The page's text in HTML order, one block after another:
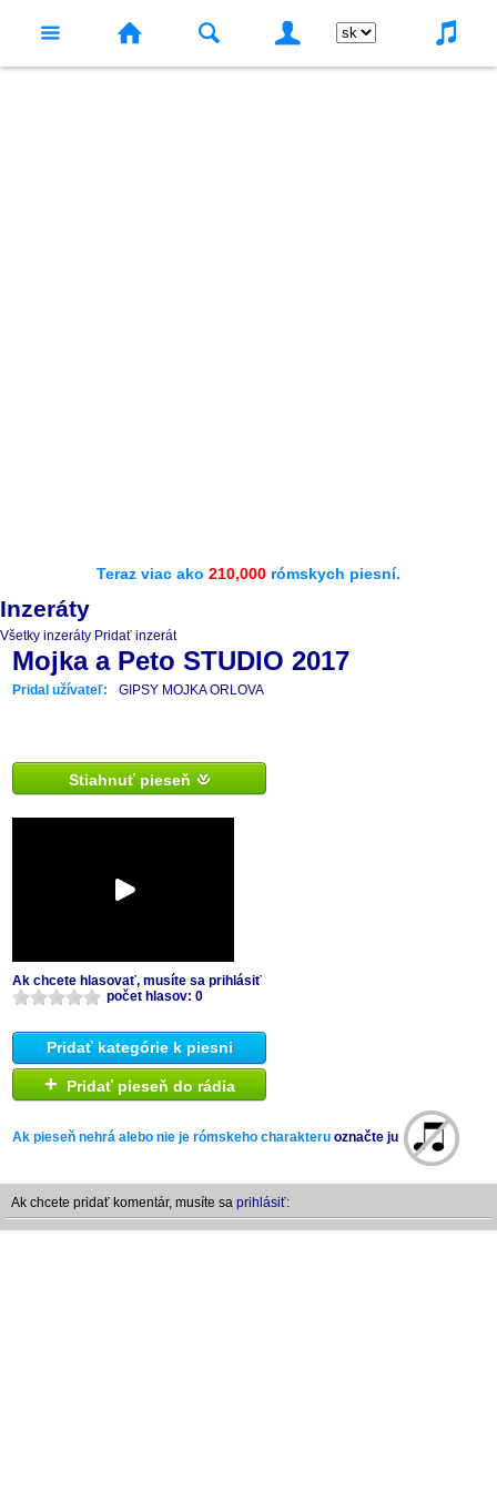
Teraz viac ako 210,000 rómskych piesní.
Inzeráty
Všetky inzeráty Pridať inzerát
Mojka a Peto STUDIO 2017
Pridal užívateľ: GIPSY MOJKA ORLOVA
Stiahnuť pieseň
Ak chcete hlasovať, musíte sa prihlásiť
počet hlasov: 0
Pridať kategórie k piesni
+ Pridať pieseň do rádia
Ak pieseň nehrá alebo nie je rómskeho charakteru označte ju
Ak chcete pridať komentár, musíte sa prihlásiť: